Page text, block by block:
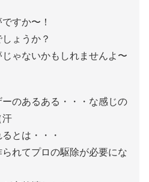
すか〜！
ょうか？
ゃないかもしれませんよ〜
のあるある・・・な感じの
汗
とは・・・
れてプロの駆除が必要にな